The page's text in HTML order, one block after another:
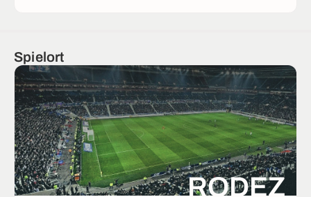
Spielort
RODEZ